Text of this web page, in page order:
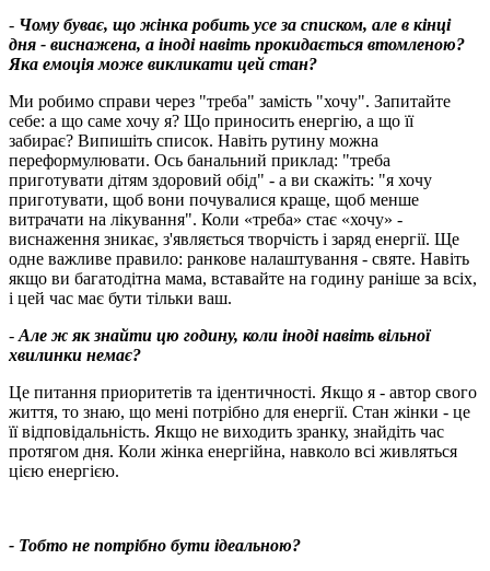
- Чому буває, що жінка робить усе за списком, але в кінці
дня - виснажена, а іноді навіть прокидається втомленою?
Яка емоція може викликати цей стан?
Ми робимо справи через "треба" замість "хочу". Запитайте
себе: а що саме хочу я? Що приносить енергію, а що її
забирає? Випишіть список. Навіть рутину можна
переформулювати. Ось банальний приклад: "треба
приготувати дітям здоровий обід" - а ви скажіть: "я хочу
приготувати, щоб вони почувалися краще, щоб менше
витрачати на лікування". Коли «треба» стає «хочу» -
виснаження зникає, з'являється творчість і заряд енергії. Ще
одне важливе правило: ранкове налаштування - святе. Навіть
якщо ви багатодітна мама, вставайте на годину раніше за всіх,
і цей час має бути тільки ваш.
- Але ж як знайти цю годину, коли іноді навіть вільної
хвилинки немає?
Це питання приоритетів та ідентичності. Якщо я - автор свого
життя, то знаю, що мені потрібно для енергії. Стан жінки - це
її відповідальність. Якщо не виходить зранку, знайдіть час
протягом дня. Коли жінка енергійна, навколо всі живляться
цією енергією.
- Тобто не потрібно бути ідеальною?